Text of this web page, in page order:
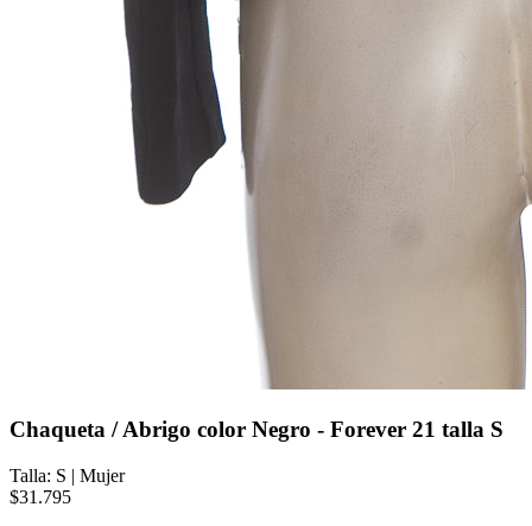
Chaqueta / Abrigo color Negro - Forever 21 talla S
Talla: S | Mujer
$31.795